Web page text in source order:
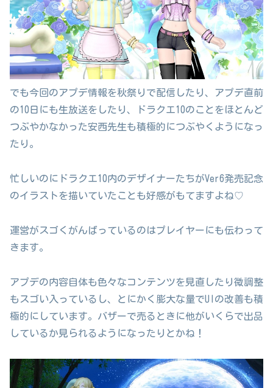
でも今回のアプデ情報を秋祭りで配信したり、アプデ直前
の10日にも生放送をしたり、ドラクエ10のことをほとんど
つぶやかなかった安西先生も積極的につぶやくようになっ
たり。
忙しいのにドラクエ10内のデザイナーたちがVer6発売記念
のイラストを描いていたことも好感がもてますよね♡
運営がスゴくがんばっているのはプレイヤーにも伝わって
きます。
アプデの内容自体も色々なコンテンツを見直したり微調整
もスゴい入っているし、とにかく膨大な量でUIの改善も積
極的にしています。バザーで売るときに他がいくらで出品
しているか見られるようになったりとかね！